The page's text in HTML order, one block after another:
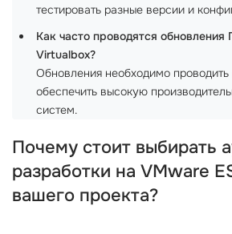
тестировать разные версии и
Как часто проводятся обновления
Virtualbox?
Обновления необходимо проводить
обеспечить высокую
систем.
Почему стоит выбирать
разработки на VMware
вашего проекта?